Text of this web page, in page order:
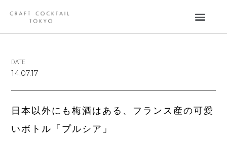
DATE
14.07.17
日本以外にも梅酒はある、フランス産の可愛
いボトル「プルシア」